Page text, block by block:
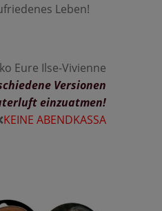
Leben!
Eure Ilse-Vivienne
Versionen
einzuatmen!
KEINE ABENDKASSA